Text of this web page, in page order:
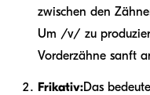
zwischen den
Um /v/ zu
Vorderzähne sanft
Frikativ:Das